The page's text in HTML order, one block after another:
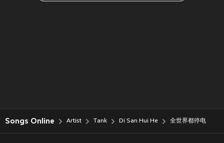
Songs Online Artist Tank Di San Hui He 全世界都停电